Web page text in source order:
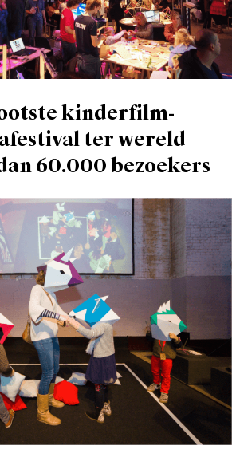
kinderfilm-
ter wereld
60.000 bezoekers